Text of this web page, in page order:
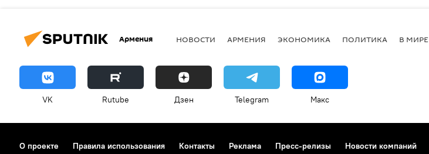
Армения НОВОСТИ АРМЕНИЯ ЭКОНОМИКА ПОЛИТИКА В МИРЕ
VK Rutube Дзен Telegram Макс
О проекте Правила использования Контакты Реклама Пресс-релизы Новости компаний